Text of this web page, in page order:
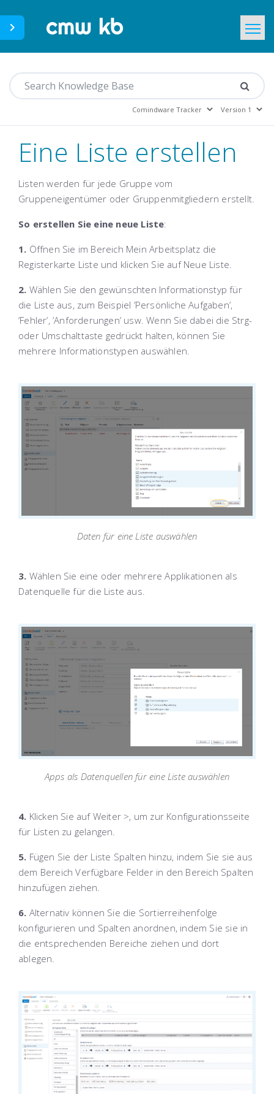
Eine Liste erstellen
Listen werden für jede Gruppe vom
Gruppeneigentümer oder Gruppenmitgliedern erstellt.
So erstellen Sie eine neue Liste:
1. Öffnen Sie im Bereich Mein Arbeitsplatz die
Registerkarte Liste und klicken Sie auf Neue Liste.
2. Wählen Sie den gewünschten Informationstyp für
die Liste aus, zum Beispiel ’Persönliche Aufgaben’,
’Fehler’, ’Anforderungen’ usw. Wenn Sie dabei die Strg-
oder Umschalttaste gedrückt halten, können Sie
mehrere Informationstypen auswählen.
Daten für eine Liste auswählen
3. Wählen Sie eine oder mehrere Applikationen als
Datenquelle für die Liste aus.
Apps als Datenquellen für eine Liste auswählen
4. Klicken Sie auf Weiter >, um zur Konfigurationsseite
für Listen zu gelangen.
5. Fügen Sie der Liste Spalten hinzu, indem Sie sie aus
dem BereichVerfügbare Felderin den Bereich Spalten
hinzufügen ziehen.
6. Alternativ können Sie die Sortierreihenfolge
konfigurieren und Spalten anordnen, indem Sie sie in
die entsprechenden Bereiche ziehen und dort
ablegen.